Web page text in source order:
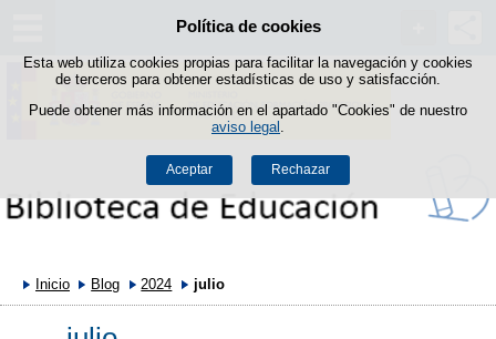
Política de cookies
Esta web utiliza cookies propias para facilitar la navegación y cookies
de terceros para obtener estadísticas de uso y satisfacción.
Puede obtener más información en el apartado "Cookies" de nuestro
aviso legal
Aceptar Rechazar
Saltar al contenido
Inicio Blog 2024 julio